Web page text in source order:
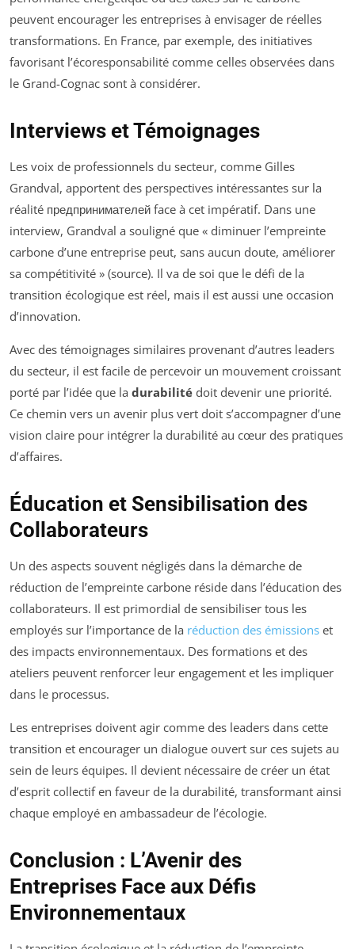
peuvent encourager les entreprises à envisager de réelles
transformations. En France, par exemple, des initiatives
favorisant l’écoresponsabilité comme celles observées dans
le Grand-Cognac sont à considérer.
Interviews et Témoignages
Les voix de professionnels du secteur, comme Gilles
Grandval, apportent des perspectives intéressantes sur la
réalité предпринимателей face à cet impératif. Dans une
interview, Grandval a souligné que « diminuer l’empreinte
carbone d’une entreprise peut, sans aucun doute, améliorer
sa compétitivité » (source). Il va de soi que le défi de la
transition écologique est réel, mais il est aussi une occasion
d’innovation.
Avec des témoignages similaires provenant d’autres leaders
du secteur, il est facile de percevoir un mouvement croissant
porté par l’idée que la durabilité doit devenir une priorité.
Ce chemin vers un avenir plus vert doit s’accompagner d’une
vision claire pour intégrer la durabilité au cœur des pratiques
d’affaires.
Éducation et Sensibilisation des
Collaborateurs
Un des aspects souvent négligés dans la démarche de
réduction de l’empreinte carbone réside dans l’éducation des
collaborateurs. Il est primordial de sensibiliser tous les
employés sur l’importance de la réduction des émissions et
des impacts environnementaux. Des formations et des
ateliers peuvent renforcer leur engagement et les impliquer
dans le processus.
Les entreprises doivent agir comme des leaders dans cette
transition et encourager un dialogue ouvert sur ces sujets au
sein de leurs équipes. Il devient nécessaire de créer un état
d’esprit collectif en faveur de la durabilité, transformant ainsi
chaque employé en ambassadeur de l’écologie.
Conclusion : L’Avenir des
Entreprises Face aux Défis
Environnementaux